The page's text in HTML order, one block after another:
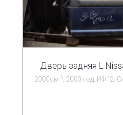
Дверь задняя L
2000см 3; 2003 год; ИФ12;